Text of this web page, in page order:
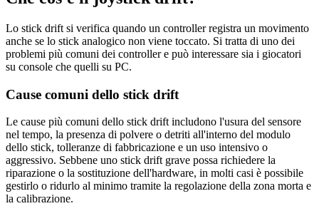
Lo stick drift si verifica quando un controller registra un movimento
anche se lo stick analogico non viene toccato. Si tratta di uno dei
problemi più comuni dei controller e può interessare sia i giocatori
su console che quelli su PC.
Cause comuni dello stick drift
Le cause più comuni dello stick drift includono l'usura del sensore
nel tempo, la presenza di polvere o detriti all'interno del modulo
dello stick, tolleranze di fabbricazione e un uso intensivo o
aggressivo. Sebbene uno stick drift grave possa richiedere la
riparazione o la sostituzione dell'hardware, in molti casi è possibile
gestirlo o ridurlo al minimo tramite la regolazione della zona morta e
la calibrazione.